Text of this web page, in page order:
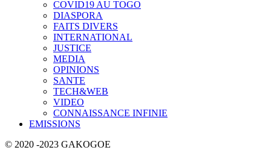
COVID19 AU TOGO
DIASPORA
FAITS DIVERS
INTERNATIONAL
JUSTICE
MEDIA
OPINIONS
SANTE
TECH&WEB
VIDEO
CONNAISSANCE INFINIE
EMISSIONS
© 2020 -2023 GAKOGOE